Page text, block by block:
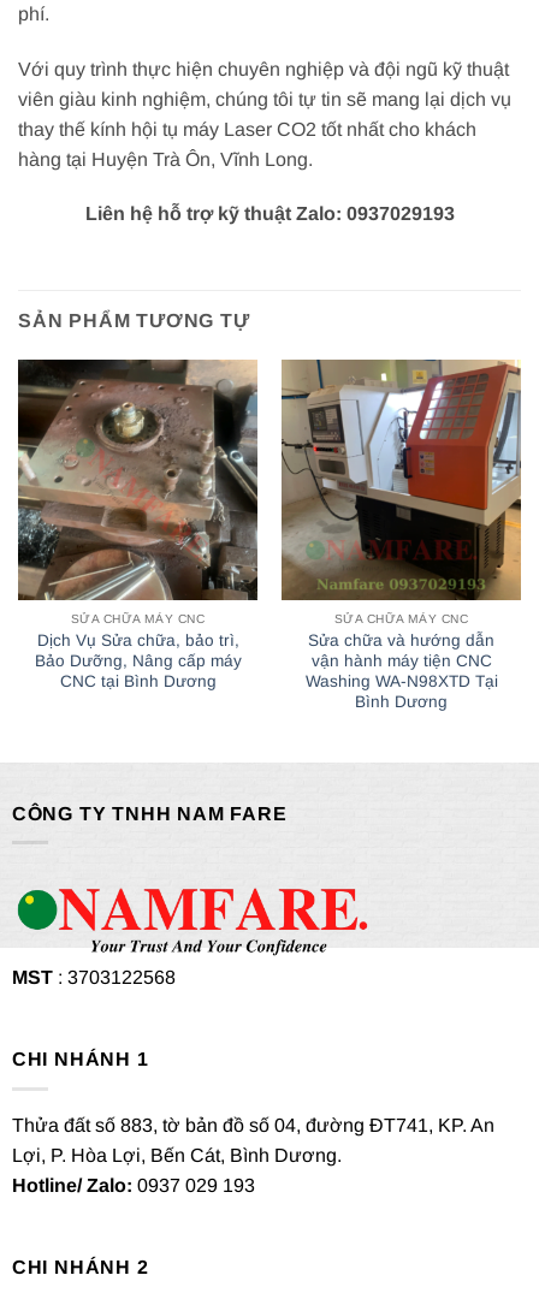
phí.
Với quy trình thực hiện chuyên nghiệp và đội ngũ kỹ thuật
viên giàu kinh nghiệm, chúng tôi tự tin sẽ mang lại dịch vụ
thay thế kính hội tụ máy Laser CO2 tốt nhất cho khách
hàng tại Huyện Trà Ôn, Vĩnh Long.
Liên hệ hỗ trợ kỹ thuật Zalo: 0937029193
SẢN PHẨM TƯƠNG TỰ
SỬA CHỮA MÁY CNC
Dịch Vụ Sửa chữa, bảo trì,
Bảo Dưỡng, Nâng cấp máy
CNC tại Bình Dương
SỬA CHỮA MÁY CNC
Sửa chữa và hướng dẫn
vận hành máy tiện CNC
Washing WA-N98XTD Tại
Bình Dương
CÔNG TY TNHH NAM FARE
MST: 3703122568
CHI NHÁNH 1
Thửa đất số 883, tờ bản đồ số 04, đường ĐT741, KP. An
Lợi, P. Hòa Lợi, Bến Cát, Bình Dương.
Hotline/ Zalo: 0937 029 193
CHI NHÁNH 2